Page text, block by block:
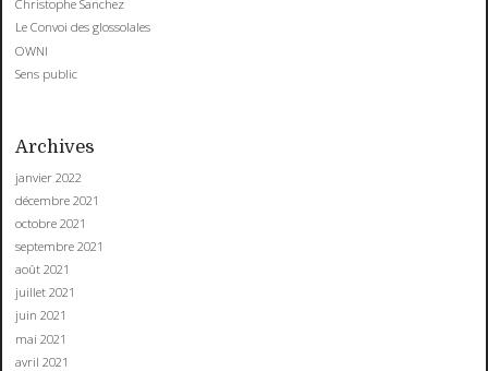
Christophe Sanchez
Le Convoi des glossolales
OWNI
Sens public
Archives
janvier 2022
décembre 2021
octobre 2021
septembre 2021
août 2021
juillet 2021
juin 2021
mai 2021
avril 2021